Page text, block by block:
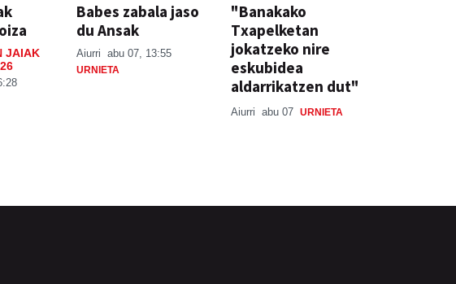
JAIAK
Babes zabala jaso
du Ansak
Aiurri abu 07, 13:55
URNIETA
"Banakako
Txapelketan
jokatzeko nire
eskubidea
aldarrikatzen dut"
Aiurri abu 07 URNIETA